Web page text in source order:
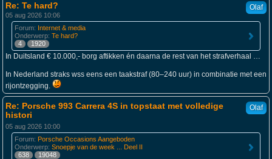
Olaf
Re: Te hard?
05 aug 2026 10:06
Forum: Internet & media
Onderwerp: Te hard?
4
1920
In Duitsland € 10.000,- borg aftikken én daarna de rest van het strafverhaal …
In Nederland straks wss eens een taakstraf (80–240 uur) in combinatie met een
rijontzegging.
Olaf
Re: Porsche 993 Carrera 4S in topstaat met volledige
histori
05 aug 2026 10:00
Forum: Porsche Occasions Aangeboden
Onderwerp: Snoepje van de week ... Deel II
638
19048